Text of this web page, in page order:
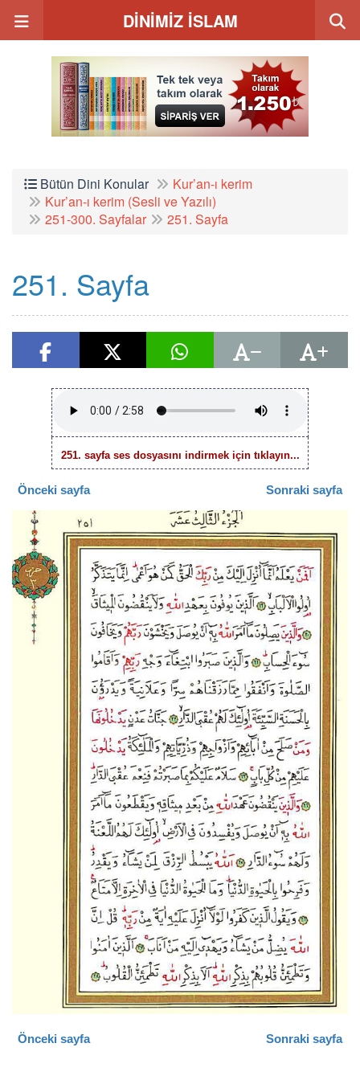
DİNİMİZ İSLAM
Bütün Dini Konular
Kur’an-ı kerim
Kur’an-ı kerim (Sesli ve Yazılı)
251-300. Sayfalar
251. Sayfa
251. Sayfa
251. sayfa ses dosyasını indirmek için tıklayın...
Önceki sayfa Sonraki sayfa
Önceki sayfa Sonraki sayfa